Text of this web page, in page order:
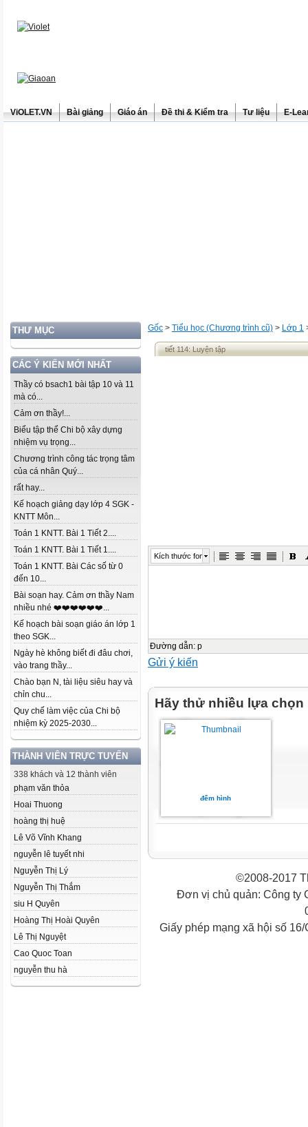
ViOLET.VN Bài giảng Giáo án Đề thi & Kiểm tra Tư liệu E-
THƯ MỤC
CÁC Ý KIẾN MỚI NHẤT
Thầy có bsach1 bài tập 10 và 11
mà có...
Cảm ơn thầy!...
Biểu tập thể Chi bộ xây dựng
nhiệm vụ trọng...
Chương trình công tác trọng tâm
của cá nhân Quý...
rất hay...
Kế hoạch giảng dạy lớp 4 SGK -
KNTT Môn...
Toán 1 KNTT. Bài 1 Tiết 2....
Toán 1 KNTT. Bài 1 Tiết 1....
Toán 1 KNTT. Bài Các số từ 0
đến 10...
Bài soạn hay. Cảm ơn thầy Nam
nhiều nhé ❤️❤️❤️❤️❤️❤️...
Kế hoạch bài soạn giáo án lớp 1
theo SGK...
Ngày hè không biết đi đâu chơi,
vào trang thầy...
Chào bạn N, tài liệu siêu hay và
chỉn chu...
Quy chế làm việc của Chi bộ
nhiệm kỳ 2025-2030...
THÀNH VIÊN TRỰC TUYẾN
338 khách và 12 thành viên
phạm văn thỏa
Hoai Thuong
hoàng thị huệ
Lê Võ Vĩnh Khang
nguyễn lê tuyết nhi
Nguyễn Thị Lý
Nguyễn Thị Thắm
siu H Quyên
Hoàng Thị Hoài Quyên
Lê Thị Nguyệt
Cao Quoc Toan
nguyễn thu hà
Gốc > Tiểu học (Chương trình cũ) > Lớp 1
tiết 114: Luyện tập
Kích thước font
Đường dẫn: p
Gửi ý kiến
Hãy thử nhiều lựa chọn
đếm hình
©2008-2017
Đơn vị chủ quản: Công ty
Giấy phép mạng xã hội số